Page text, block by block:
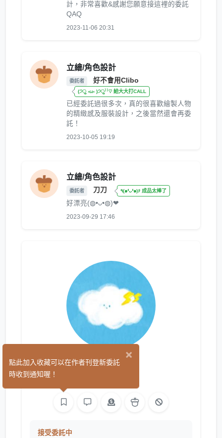
計，非常喜歡&感謝您願意接這裡的委託
QAQ
2023-11-06 20:31
立繪/角色設計
委託者 好不會用Clibo
(੭ु ›ω‹ )੭ु⁾⁾♡ 給大大打CALL
已經委託過很多次，真的很喜歡繪製人物
的精緻感及服裝設計，之後當然還會再委
託！
2023-10-05 19:19
立繪/角色設計
委託者 刀刀 ٩(๑❛ᴗ❛๑)۶ 成品太棒了
好漂亮(⁠◍⁠•⁠ᴗ⁠•⁠◍⁠)⁠❤
2023-09-29 17:46
Cze
接受委託中
×
點此加入收藏可以在作者刊登新委託
時收到通知喔！